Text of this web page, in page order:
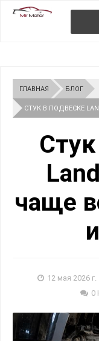
ГЛАВНАЯ БЛОГ
СТУК В ПОДВЕСКЕ
чаще
12 мая 2026 г.
0